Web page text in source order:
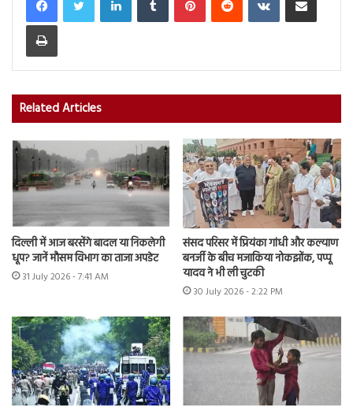
Print
Related Articles
दिल्ली में आज बरसेंगे बादल या निकलेगी
धूप? जानें मौसम विभाग का ताजा अपडेट
31 July 2026 - 7:41 AM
संसद परिसर में प्रियंका गांधी और कल्याण
बनर्जी के बीच मजाकिया नोकझोंक, पप्पू
यादव ने भी ली चुटकी
30 July 2026 - 2:22 PM